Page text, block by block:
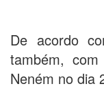
De acordo
também,
Neném no dia